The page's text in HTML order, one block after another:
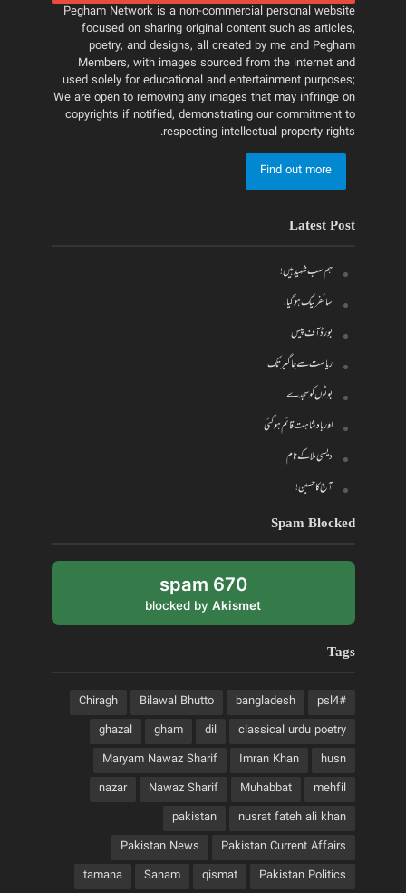
Pegham Network is a non-commercial personal website
focused on sharing original content such as articles,
poetry, and designs, all created by me and Pegham
Members, with images sourced from the internet and
used solely for educational and entertainment purposes;
We are open to removing any images that may infringe on
copyrights if notified, demonstrating our commitment to
respecting intellectual property rights.
Find out more
Latest Post
ہم سب شہید ہیں!
سائفر لیک ہو گیا!
بورڈ آف پیس
ریاست سے جاگیر تک
بوٹوں کو سجدے
اور بادشاہت قائم ہو گئی
دیسی ملا کے نام
آج کا حسین!
Spam Blocked
670 spam
blocked by Akismet
Tags
#psl4
bangladesh
Bilawal Bhutto
Chiragh
classical urdu poetry
dil
gham
ghazal
husn
Imran Khan
Maryam Nawaz Sharif
mehfil
Muhabbat
Nawaz Sharif
nazar
nusrat fateh ali khan
pakistan
Pakistan Current Affairs
Pakistan News
Pakistan Politics
qismat
Sanam
tamana